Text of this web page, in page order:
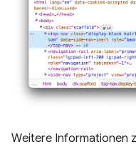
Weitere Informationen